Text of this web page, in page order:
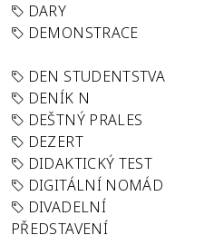
DARY
DEMONSTRACE
DEN STUDENTSTVA
DENÍK N
DEŠTNÝ PRALES
DEZERT
DIDAKTICKÝ TEST
DIGITÁLNÍ NOMÁD
DIVADELNÍ
PŘEDSTAVENÍ